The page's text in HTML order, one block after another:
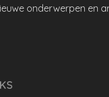
onderwerpen en